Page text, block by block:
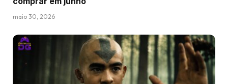
maio 30, 2026